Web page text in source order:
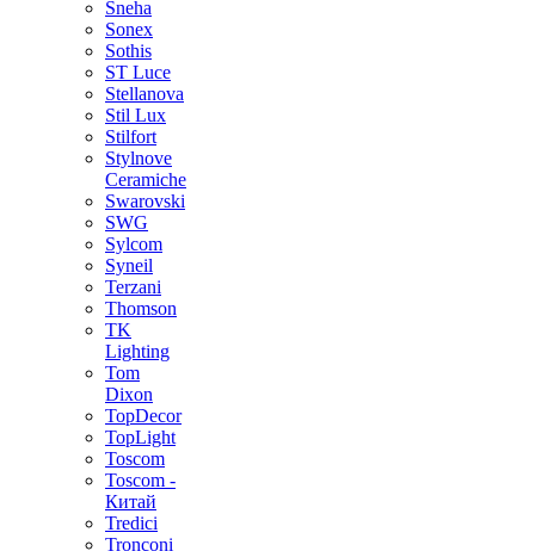
Sneha
Sonex
Sothis
ST Luce
Stellanova
Stil Lux
Stilfort
Stylnove
Ceramiche
Swarovski
SWG
Sylcom
Syneil
Terzani
Thomson
TK
Lighting
Tom
Dixon
TopDecor
TopLight
Toscom
Toscom -
Китай
Tredici
Tronconi